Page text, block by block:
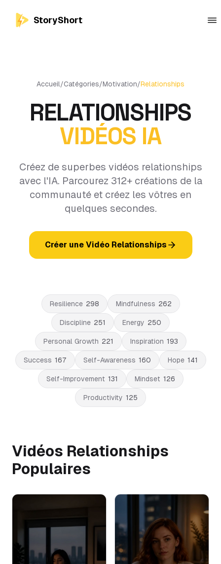
StoryShort
Accueil/Catégories/Motivation/Relationships
RELATIONSHIPS
VIDÉOS IA
Créez de superbes vidéos relationships
avec l'IA. Parcourez 312+ créations de la
communauté et créez les vôtres en
quelques secondes.
Créer une Vidéo Relationships
Resilience 298 Mindfulness 262
Discipline 251 Energy 250
Personal Growth 221 Inspiration 193
Success 167 Self-Awareness 160 Hope 141
Self-Improvement 131 Mindset 126
Productivity 125
Vidéos Relationships
Populaires